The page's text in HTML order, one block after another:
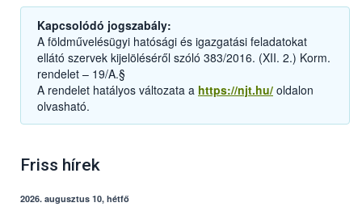
Kapcsolódó jogszabály:
A földművelésügyi hatósági és igazgatási feladatokat
ellátó szervek kijelöléséről szóló 383/2016. (XII. 2.) Korm.
rendelet – 19/A.§
A rendelet hatályos változata a https://njt.hu/ oldalon
olvasható.
Friss hírek
2026. augusztus 10, hétfő